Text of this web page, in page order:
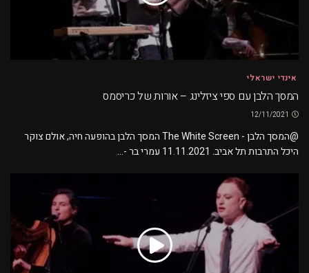
אינדי ישראלי
המסך הלבן עם ספי ציזלינג – אורות של כריסמס
@המסך הלבן - The White Screen המסך הלבן בהופעה חיה, אולם צוקר
היכל התרבות תל אביב. 11.11.2021 עמרי בר -...